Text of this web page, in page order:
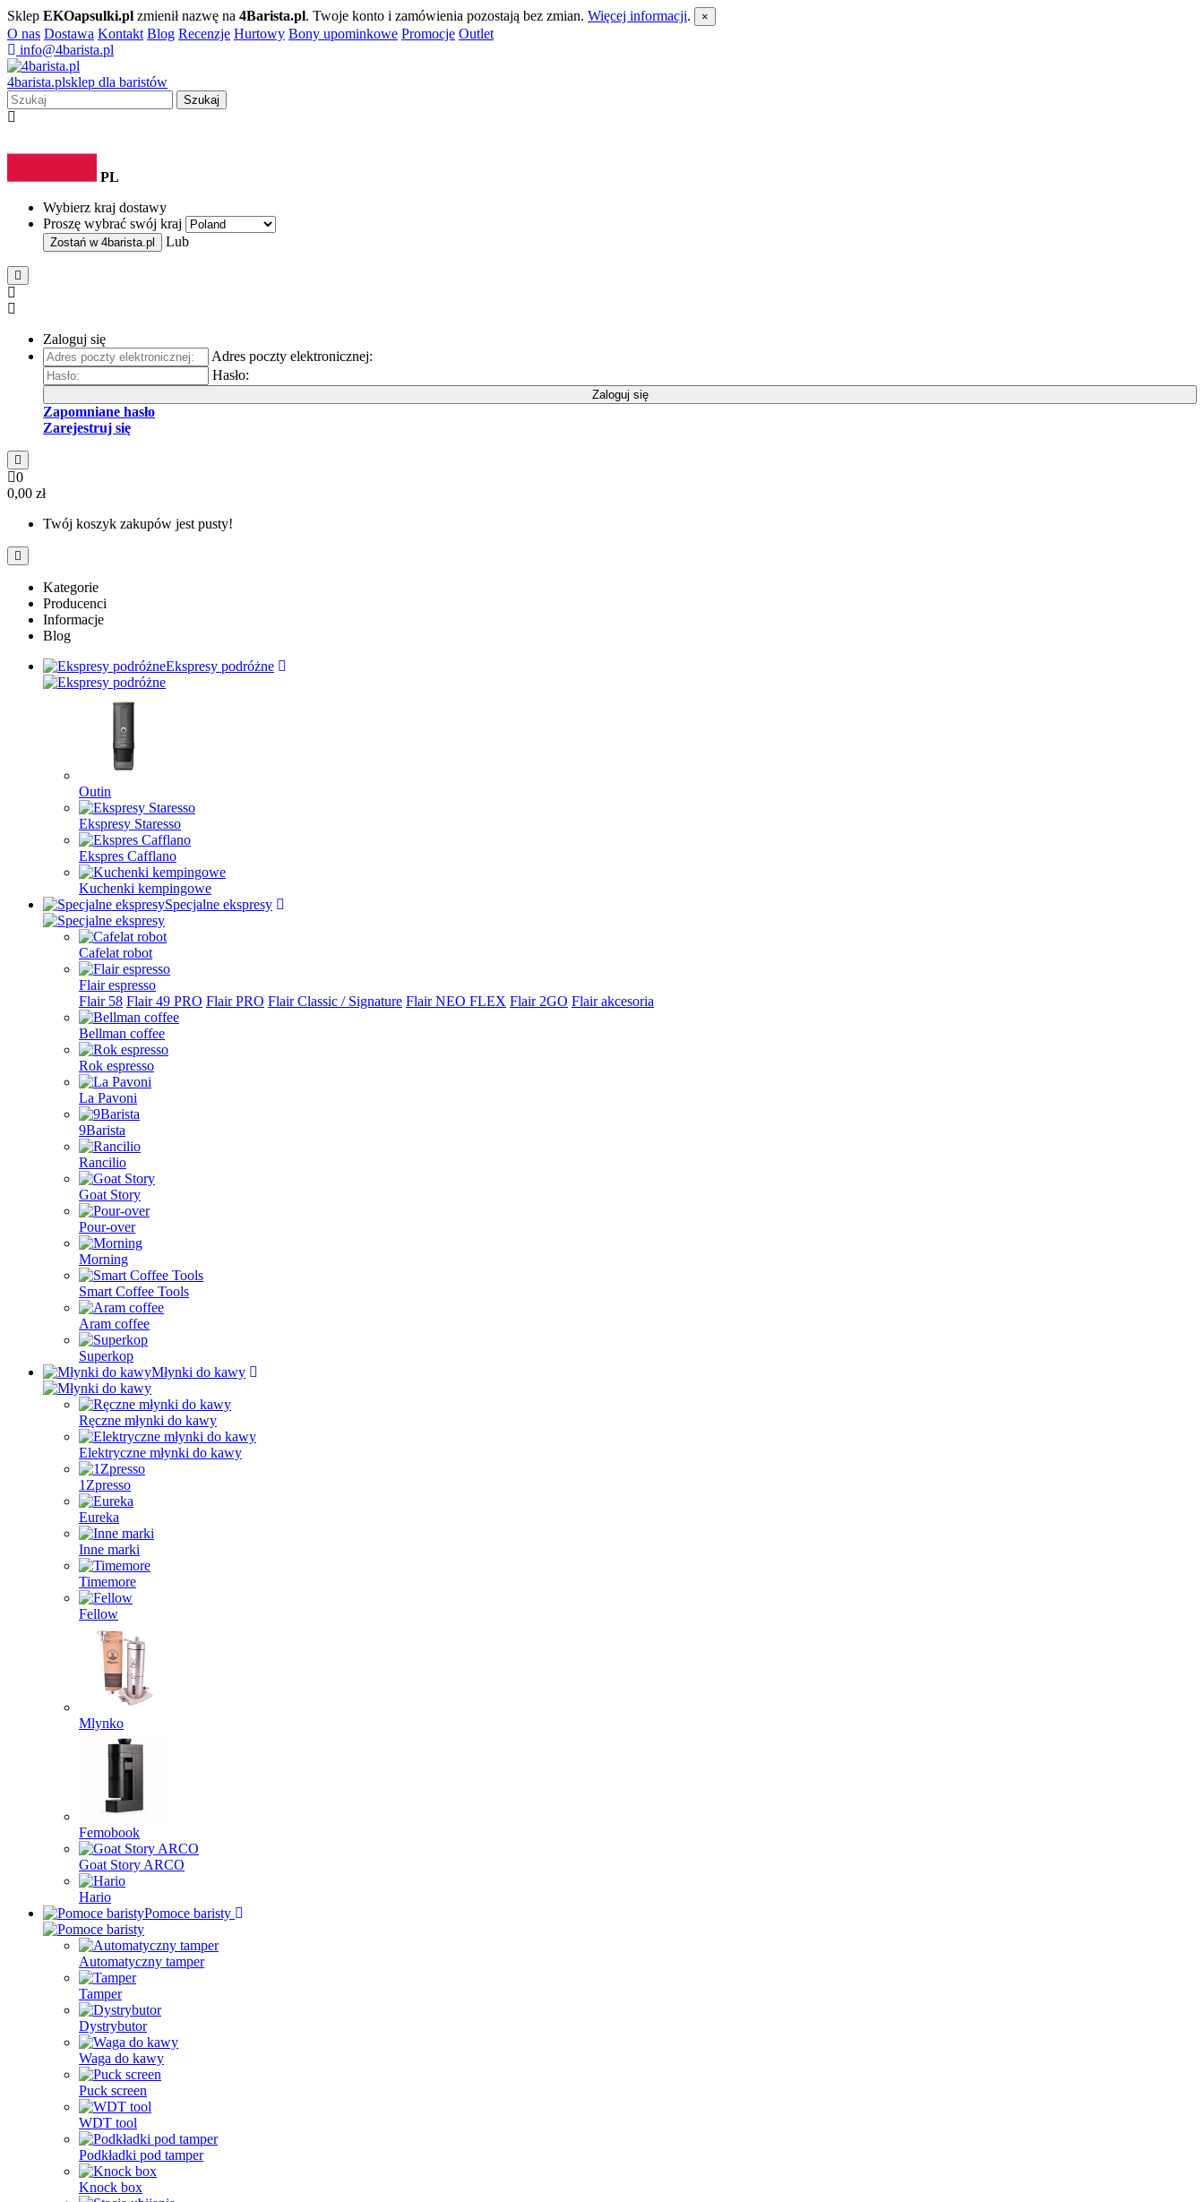
Sklep EKOapsulki.pl zmienił nazwę na 4Barista.pl. Twoje konto i zamówienia pozostają bez zmian. Więcej informacji. ×
O nas Dostawa Kontakt Blog Recenzje Hurtowy Bony upominkowe Promocje Outlet
info@4barista.pl
4barista.plsklep dla baristów
Szukaj
PL
Wybierz kraj dostawy
Proszę wybrać swój kraj
Zostań w 4barista.pl Lub
Zaloguj się
Adres poczty elektronicznej:
Hasło:
Zaloguj się
Zapomniane hasło
Zarejestruj się
0
0,00 zł
Twój koszyk zakupów jest pusty!
Kategorie
Producenci
Informacje
Blog
Ekspresy podróżne
Outin
Ekspresy Staresso
Ekspres Cafflano
Kuchenki kempingowe
Specjalne ekspresy
Cafelat robot
Flair espresso
Flair 58 Flair 49 PRO Flair PRO Flair Classic / Signature Flair NEO FLEX Flair 2GO Flair akcesoria
Bellman coffee
Rok espresso
La Pavoni
9Barista
Rancilio
Goat Story
Pour-over
Morning
Smart Coffee Tools
Aram coffee
Superkop
Młynki do kawy
Ręczne młynki do kawy
Elektryczne młynki do kawy
1Zpresso
Eureka
Inne marki
Timemore
Fellow
Mlynko
Femobook
Goat Story ARCO
Hario
Pomoce baristy
Automatyczny tamper
Tamper
Dystrybutor
Waga do kawy
Puck screen
WDT tool
Podkładki pod tamper
Knock box